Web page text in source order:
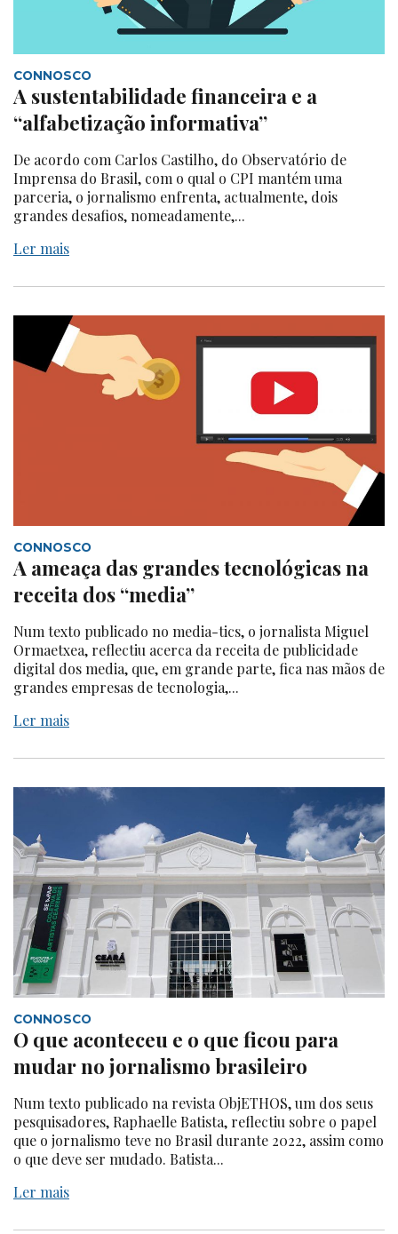
CONNOSCO
A sustentabilidade financeira e a
“alfabetização informativa”
De acordo com Carlos Castilho, do Observatório de
Imprensa do Brasil, com o qual o CPI mantém uma
parceria, o jornalismo enfrenta, actualmente, dois
grandes desafios, nomeadamente,...
Ler mais
CONNOSCO
A ameaça das grandes tecnológicas na
receita dos “media”
Num texto publicado no media-tics, o jornalista Miguel
Ormaetxea, reflectiu acerca da receita de publicidade
digital dos media, que, em grande parte, fica nas mãos de
grandes empresas de tecnologia,...
Ler mais
CONNOSCO
O que aconteceu e o que ficou para
mudar no jornalismo brasileiro
Num texto publicado na revista ObjETHOS, um dos seus
pesquisadores, Raphaelle Batista, reflectiu sobre o papel
que o jornalismo teve no Brasil durante 2022, assim como
o que deve ser mudado. Batista...
Ler mais